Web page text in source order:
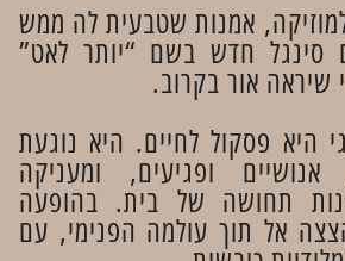
אמנות שטבעית לה ממש
חדש בשם “יותר לאט”
שיראה אור בקרוב.
היא פסקול לחיים. היא נוגעת
ופגיעים, ומעניקה
תחושה של בית. בהופעה
אל תוך עולמה הפנימי, עם